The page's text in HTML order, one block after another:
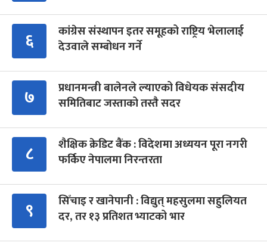
६
कांग्रेस संस्थापन इतर समूहको राष्ट्रिय भेलालाई
देउवाले सम्बोधन गर्ने
७
प्रधानमन्त्री बालेनले ल्याएको विधेयक संसदीय
समितिबाट जस्ताको तस्तै सदर
८
शैक्षिक क्रेडिट बैंक : विदेशमा अध्ययन पूरा नगरी
फर्किए नेपालमा निरन्तरता
९
सिँचाइ र खानेपानी : विद्युत् महसुलमा सहुलियत
दर, तर १३ प्रतिशत भ्याटको भार